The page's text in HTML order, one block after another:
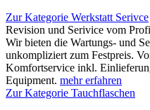
Zur Kategorie Werkstatt Serivce
Revision und Serivice vom Profi
Wir bieten die Wartungs- und
unkompliziert zum Festpreis.
Komfortservice inkl.
Equipment. mehr erfahren
Zur Kategorie Tauchflaschen